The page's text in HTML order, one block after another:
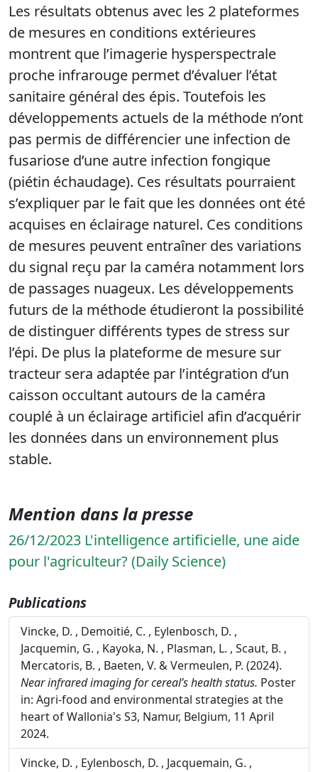
Les résultats obtenus avec les 2 plateformes
de mesures en conditions extérieures
montrent que l’imagerie hysperspectrale
proche infrarouge permet d’évaluer l’état
sanitaire général des épis. Toutefois les
développements actuels de la méthode n’ont
pas permis de différencier une infection de
fusariose d’une autre infection fongique
(piétin échaudage). Ces résultats pourraient
s’expliquer par le fait que les données ont été
acquises en éclairage naturel. Ces conditions
de mesures peuvent entraîner des variations
du signal reçu par la caméra notamment lors
de passages nuageux. Les développements
futurs de la méthode étudieront la possibilité
de distinguer différents types de stress sur
l’épi. De plus la plateforme de mesure sur
tracteur sera adaptée par l’intégration d’un
caisson occultant autours de la caméra
couplé à un éclairage artificiel afin d’acquérir
les données dans un environnement plus
stable.
Mention dans la presse
26/12/2023 L'intelligence artificielle, une aide
pour l'agriculteur? (Daily Science)
Publications
Vincke, D. , Demoitié, C. , Eylenbosch, D. ,
Jacquemin, G. , Kayoka, N. , Plasman, L. , Scaut, B. ,
Mercatoris, B. , Baeten, V. & Vermeulen, P. (2024).
Near infrared imaging for cereal’s health status. Poster
in: Agri-food and environmental strategies at the
heart of Wallonia's S3, Namur, Belgium, 11 April
2024.
Vincke, D. , Eylenbosch, D. , Jacquemain, G. ,